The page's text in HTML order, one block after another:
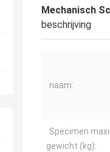
Mechanisch
beschrijving
naam:
Specimen
gewicht (kg):